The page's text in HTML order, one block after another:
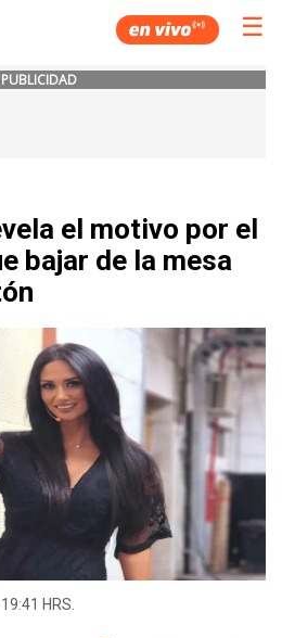
☰
PUBLICIDAD
el motivo por el
bajar de la mesa
HRS.